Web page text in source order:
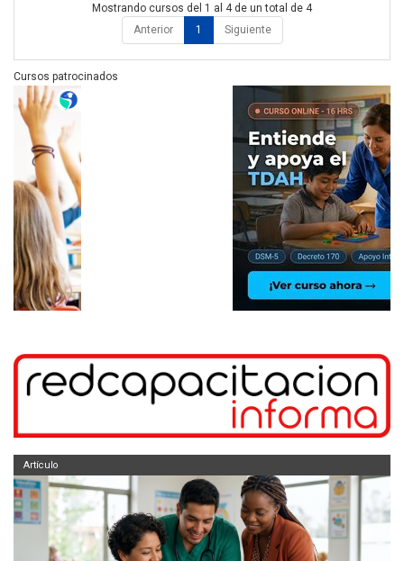
Mostrando cursos del 1 al 4 de un total de 4
Anterior
1 Siguiente
Cursos patrocinados
Artículo